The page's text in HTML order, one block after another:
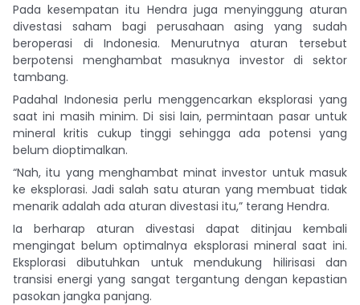
Pada kesempatan itu Hendra juga menyinggung aturan
divestasi saham bagi perusahaan asing yang sudah
beroperasi di Indonesia. Menurutnya aturan tersebut
berpotensi menghambat masuknya investor di sektor
tambang.
Padahal Indonesia perlu menggencarkan eksplorasi yang
saat ini masih minim. Di sisi lain, permintaan pasar untuk
mineral kritis cukup tinggi sehingga ada potensi yang
belum dioptimalkan.
“Nah, itu yang menghambat minat investor untuk masuk
ke eksplorasi. Jadi salah satu aturan yang membuat tidak
menarik adalah ada aturan divestasi itu,” terang Hendra.
Ia berharap aturan divestasi dapat ditinjau kembali
mengingat belum optimalnya eksplorasi mineral saat ini.
Eksplorasi dibutuhkan untuk mendukung hilirisasi dan
transisi energi yang sangat tergantung dengan kepastian
pasokan jangka panjang.